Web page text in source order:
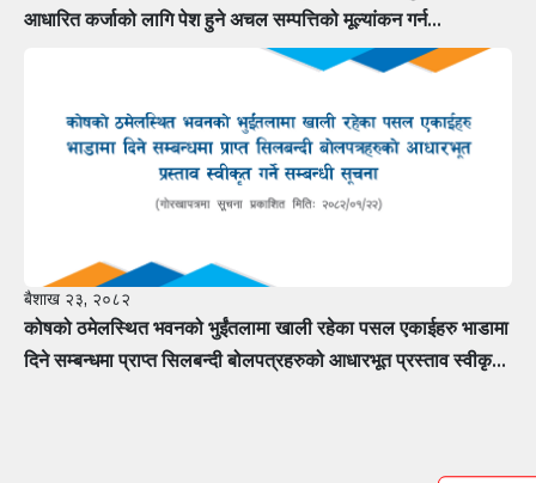
आधारित कर्जाको लागि पेश हुने अचल सम्पत्तिको मूल्यांकन गर्न
मूल्यांकनकर्तामा सूचीकरण हुन फर्म÷कम्पनीलाई आवेदन पेश गर्ने सम्बन्धी
बैशाख २३, २०८२
कोषको ठमेलस्थित भवनको भुईंतलामा खाली रहेका पसल एकाईहरु भाडामा
दिने सम्बन्धमा प्राप्त सिलबन्दी बोलपत्रहरुको आधारभूत प्रस्ताव स्वीकृत